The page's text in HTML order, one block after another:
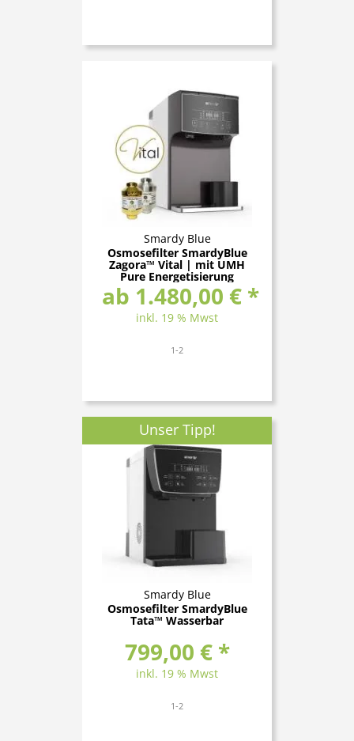
Smardy Blue
Osmosefilter SmardyBlue
Zagora™ Vital | mit UMH
Pure Energetisierung
ab 1.480,00 € *
inkl. 19 % Mwst
1-2
Unser Tipp!
Smardy Blue
Osmosefilter SmardyBlue
Tata™ Wasserbar
799,00 € *
inkl. 19 % Mwst
1-2